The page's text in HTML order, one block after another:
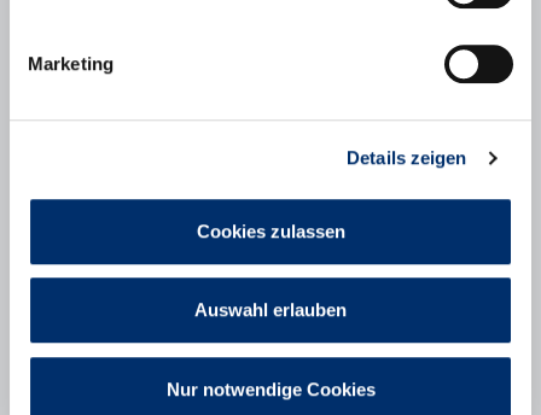
Marketing
Details zeigen
Cookies zulassen
Auswahl erlauben
Nur notwendige Cookies